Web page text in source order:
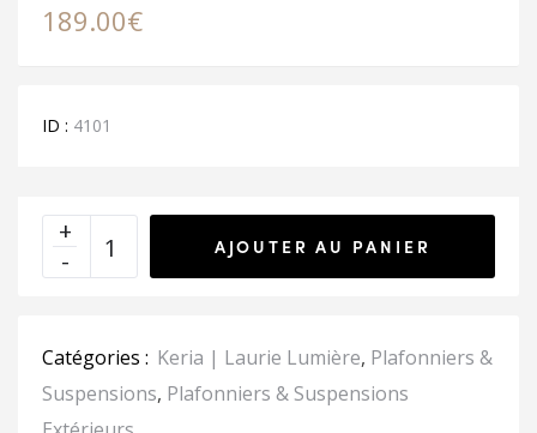
189.00€
ID : 4101
AJOUTER AU PANIER
Catégories : Keria | Laurie Lumière, Plafonniers &
Suspensions, Plafonniers & Suspensions